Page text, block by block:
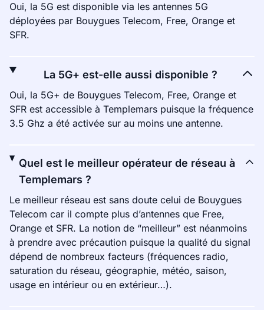
Oui, la 5G est disponible via les antennes 5G
déployées par Bouygues Telecom, Free, Orange et
SFR.
La 5G+ est-elle aussi disponible ?
Oui, la 5G+ de Bouygues Telecom, Free, Orange et
SFR est accessible à Templemars puisque la fréquence
3.5 Ghz a été activée sur au moins une antenne.
Quel est le meilleur opérateur de réseau à
Templemars ?
Le meilleur réseau est sans doute celui de Bouygues
Telecom car il compte plus d’antennes que Free,
Orange et SFR. La notion de “meilleur” est néanmoins
à prendre avec précaution puisque la qualité du signal
dépend de nombreux facteurs (fréquences radio,
saturation du réseau, géographie, météo, saison,
usage en intérieur ou en extérieur…).